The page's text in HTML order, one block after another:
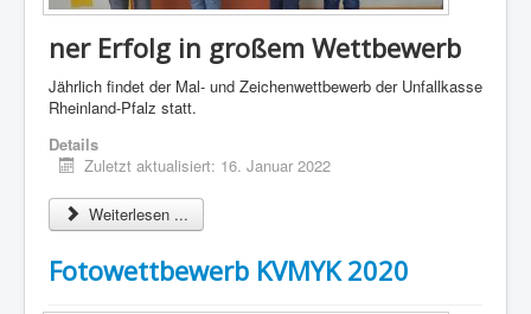
ner Erfolg in großem Wettbewerb
Jährlich findet der Mal- und Zeichenwettbewerb der Unfallkasse
Rheinland-Pfalz statt.
Details
Zuletzt aktualisiert: 16. Januar 2022
Weiterlesen ...
Fotowettbewerb KVMYK 2020